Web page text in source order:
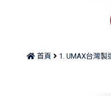
首頁 1. UMAX台灣